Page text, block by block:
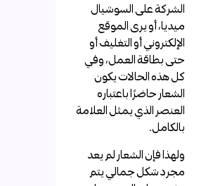
الشركة على السوشيال
ميديا، أو يرى الموقع
الإلكتروني أو التغليف أو
حتى بطاقة العمل، وفي
كل هذه الحالات يكون
الشعار حاضرًا باعتباره
العنصر الذي يمثل العلامة
بالكامل.
ولهذا فإن الشعار لم يعد
مجرد شكل جمالي يتم